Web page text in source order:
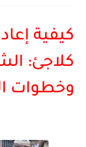
كيفية
كلاجئ:
وخطوات